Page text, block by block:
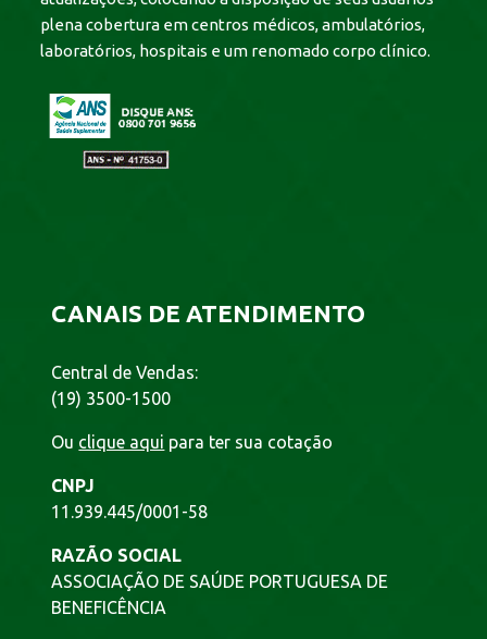
plena cobertura em centros médicos, ambulatórios,
laboratórios, hospitais e um renomado corpo clínico.
CANAIS DE ATENDIMENTO
Central de Vendas:
(19) 3500-1500
Ou clique aqui para ter sua cotação
CNPJ
11.939.445/0001-58
RAZÃO SOCIAL
ASSOCIAÇÃO DE SAÚDE PORTUGUESA DE
BENEFICÊNCIA